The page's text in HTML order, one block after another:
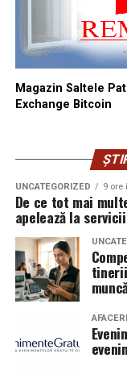
Magazin Saltele Pat
Exchange Bitcoin
UNCATEGORIZED 9 ore
De ce tot mai
apelează la
AFACERI